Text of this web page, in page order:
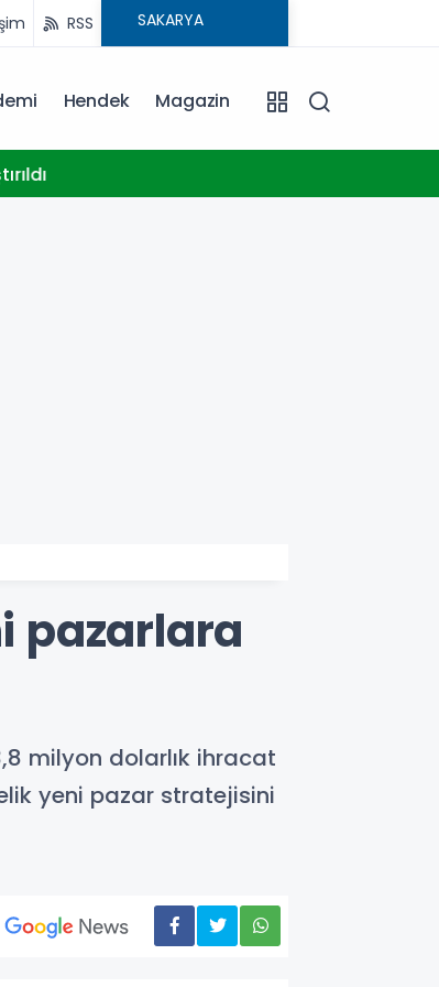
RSS
Hendek Magazin
pazarlara
milyon dolarlık ihracat
yeni pazar stratejisini